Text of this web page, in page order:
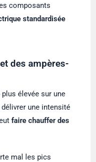
composants
standardisée
des ampères-
élevée sur une
une intensité
faire chauffer des
mal les pics